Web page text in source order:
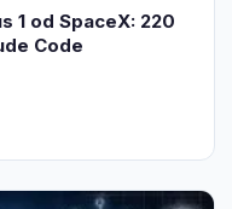
1 od SpaceX: 220
Code